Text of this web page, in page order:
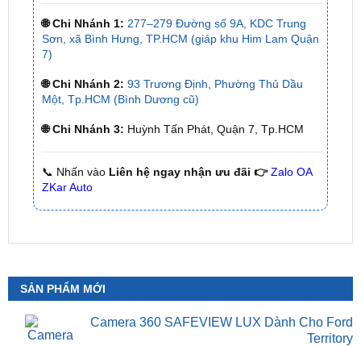
🌐 Chi Nhánh 1: 277–279 Đường số 9A, KDC Trung
Sơn, xã Bình Hưng, TP.HCM (giáp khu Him Lam Quận
7)
🌐 Chi Nhánh 2: 93 Trương Định, Phường Thủ Dầu
Một, Tp.HCM (Bình Dương cũ)
🌐 Chi Nhánh 3: Huỳnh Tấn Phát, Quận 7, Tp.HCM
📞 Nhấn vàoLiên hệ ngay nhận ưu đãi 👉 Zalo OA
ZKar Auto
SẢN PHẨM MỚI
Camera 360 SAFEVIEW LUX Dành Cho Ford
Territory